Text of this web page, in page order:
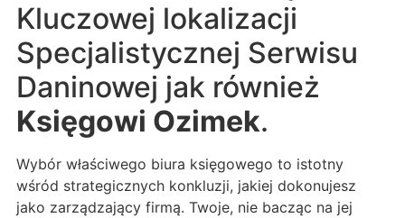
Kluczowej lokalizacji
Specjalistycznej Serwisu
Daninowej jak również
Księgowi Ozimek.
Wybór właściwego biura księgowego to istotny
wśród strategicznych konkluzji, jakiej dokonujesz
jako zarządzający firmą. Twoje, nie bacząc na jej